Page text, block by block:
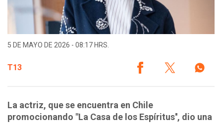
5 DE MAYO DE 2026 - 08:17 HRS.
T13
La actriz, que se encuentra en Chile
promocionando "La Casa de los Espíritus'', dio una